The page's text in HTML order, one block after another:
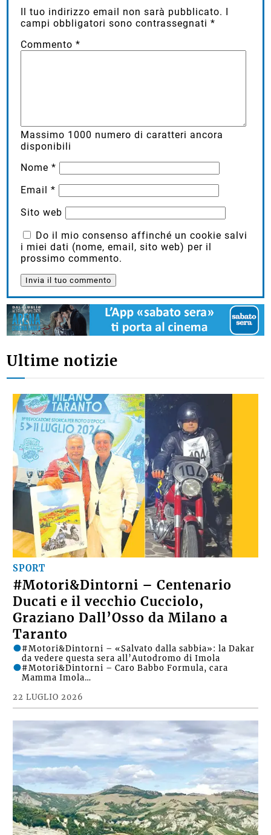
Il tuo indirizzo email non sarà pubblicato. I
campi obbligatori sono contrassegnati*
Commento*
Massimo 1000 numero di caratteri ancora
disponibili
Nome*
Email*
Sito web
Do il mio consenso affinché un cookie salvi
i miei dati (nome, email, sito web) per il
prossimo commento.
Ultime notizie
SPORT
#Motori&Dintorni – Centenario
Ducati e il vecchio Cucciolo,
Graziano Dall’Osso da Milano a
Taranto
22 LUGLIO 2026
#Motori&Dintorni – «Salvato dalla sabbia»: la Dakar
da vedere questa sera all’Autodromo di Imola
#Motori&Dintorni – Caro Babbo Formula, cara
Mamma Imola…